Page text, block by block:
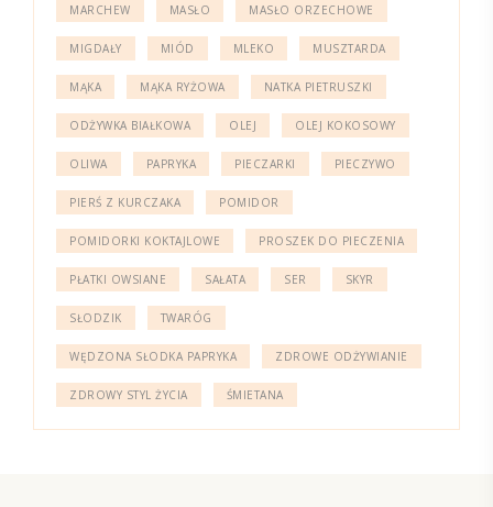
MARCHEW MASŁO MASŁO ORZECHOWE
MIGDAŁY MIÓD MLEKO MUSZTARDA
MĄKA MĄKA RYŻOWA NATKA PIETRUSZKI
ODŻYWKA BIAŁKOWA OLEJ OLEJ KOKOSOWY
OLIWA PAPRYKA PIECZARKI PIECZYWO
PIERŚ Z KURCZAKA POMIDOR
POMIDORKI KOKTAJLOWE PROSZEK DO PIECZENIA
PŁATKI OWSIANE SAŁATA SER SKYR
SŁODZIK TWARÓG
WĘDZONA SŁODKA PAPRYKA ZDROWE ODŻYWIANIE
ZDROWY STYL ŻYCIA ŚMIETANA